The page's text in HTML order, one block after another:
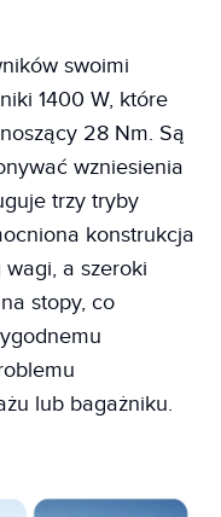
swoimi
1400 W, które
28 Nm. Są
wzniesienia
trzy tryby
konstrukcja
a szeroki
stopy, co
lub bagażniku.